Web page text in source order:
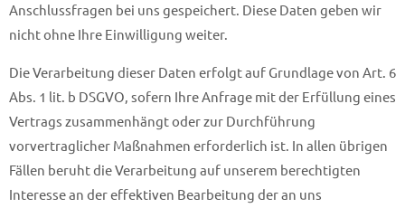
Anschlussfragen bei uns gespeichert. Diese Daten geben wir
nicht ohne Ihre Einwilligung weiter.
Die Verarbeitung dieser Daten erfolgt auf Grundlage von Art. 6
Abs. 1 lit. b DSGVO, sofern Ihre Anfrage mit der Erfüllung eines
Vertrags zusammenhängt oder zur Durchführung
vorvertraglicher Maßnahmen erforderlich ist. In allen übrigen
Fällen beruht die Verarbeitung auf unserem berechtigten
Interesse an der effektiven Bearbeitung der an uns